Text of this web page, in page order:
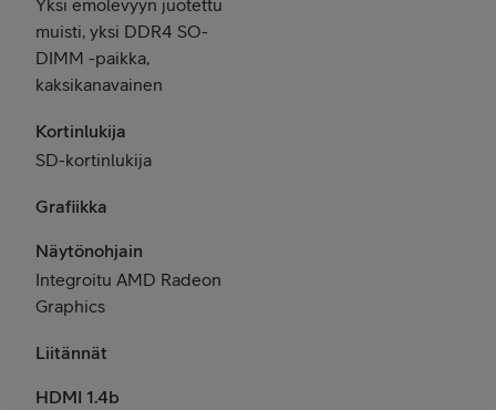
muisti, yksi DDR4 SO-
DIMM -paikka,
kaksikanavainen
Kortinlukija
SD-kortinlukija
Grafiikka
Näytönohjain
Integroitu AMD Radeon
Graphics
Liitännät
HDMI 1.4b